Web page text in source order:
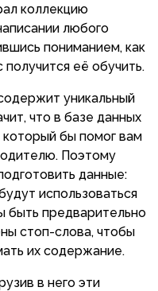
коллекцию
любого
пониманием, как
её обучить.
уникальный
что в базе данных
который бы помог вам
Поэтому
данные:
использоваться
быть предварительно
стоп-слова, чтобы
их содержание.
в него эти